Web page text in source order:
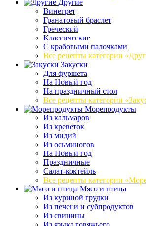
Другие
Винегрет
Гранатовый браслет
Греческий
Классические
С крабовыми палочками
Все рецепты категории
Закуски
Для фуршета
На Новый год
На праздничный стол
Все рецепты категории
Морепродукты
Из кальмаров
Из креветок
Из мидий
Из осьминогов
На Новый год
Праздничные
Салат-коктейль
Все рецепты категории
Мясо и птица
Из куриной грудки
Из печени и субпродуктов
Из свинины
Из языка говяжьего